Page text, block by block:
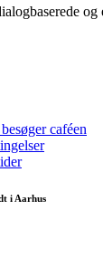
og
caféen
i Aarhus